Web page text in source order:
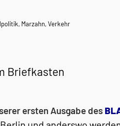
, Marzahn,Verkehr
Briefkasten
ersten Ausgabe des